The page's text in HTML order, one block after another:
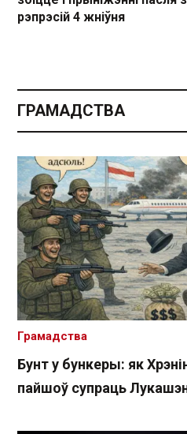
рэпрэсій 4 жніўня
ГРАМАДСТВА
Бунт у бункеры: як
пайшоў супраць
Грамадства